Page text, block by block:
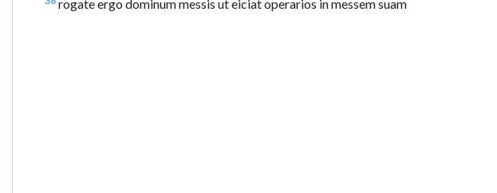
rogate ergo dominum messis ut eiciat operarios in messem suam